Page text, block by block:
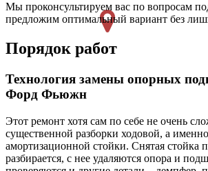
Мы проконсультируем вас по вопросам
предложим оптимальный вариант без
Порядок работ
Технология замены опорных
Форд Фьюжн
Этот ремонт хотя сам по себе не очень
существенной разборки ходовой, а
амортизационной стойки. Снятая стойка
разбирается, с нее удаляются опора и